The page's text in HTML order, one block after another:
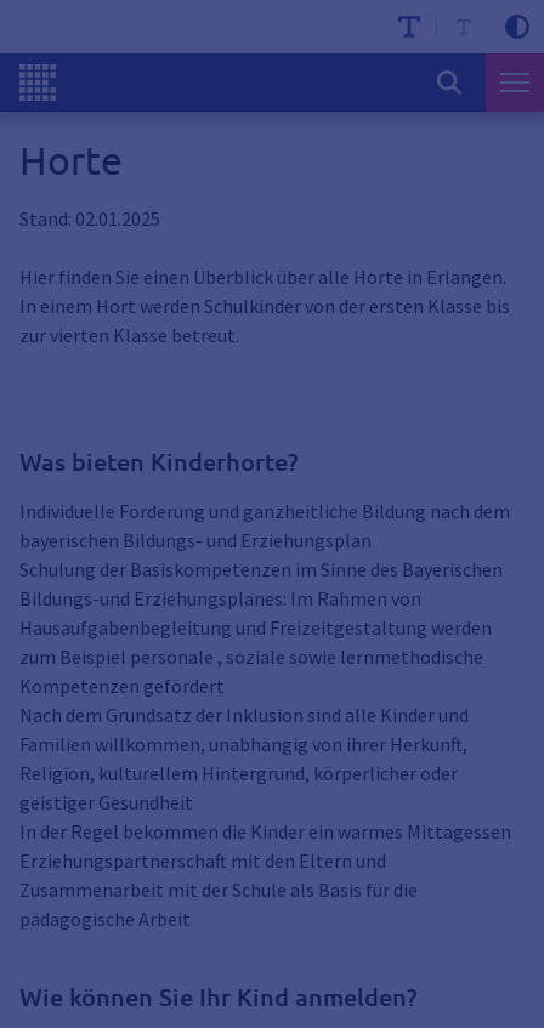
Horte
Stand: 02.01.2025
Hier finden Sie einen Überblick über alle Horte in Erlangen.
In einem Hort werden Schulkinder von der ersten Klasse bis
zur vierten Klasse betreut.
Was bieten Kinderhorte?
Individuelle Förderung und ganzheitliche Bildung nach dem
bayerischen Bildungs- und Erziehungsplan
Schulung der Basiskompetenzen im Sinne des Bayerischen
Bildungs-und Erziehungsplanes: Im Rahmen von
Hausaufgabenbegleitung und Freizeitgestaltung werden
zum Beispiel personale , soziale sowie lernmethodische
Kompetenzen gefördert
Nach dem Grundsatz der Inklusion sind alle Kinder und
Familien willkommen, unabhängig von ihrer Herkunft,
Religion, kulturellem Hintergrund, körperlicher oder
geistiger Gesundheit
In der Regel bekommen die Kinder ein warmes Mittagessen
Erziehungspartnerschaft mit den Eltern und
Zusammenarbeit mit der Schule als Basis für die
pädagogische Arbeit
Wie können Sie Ihr Kind anmelden?